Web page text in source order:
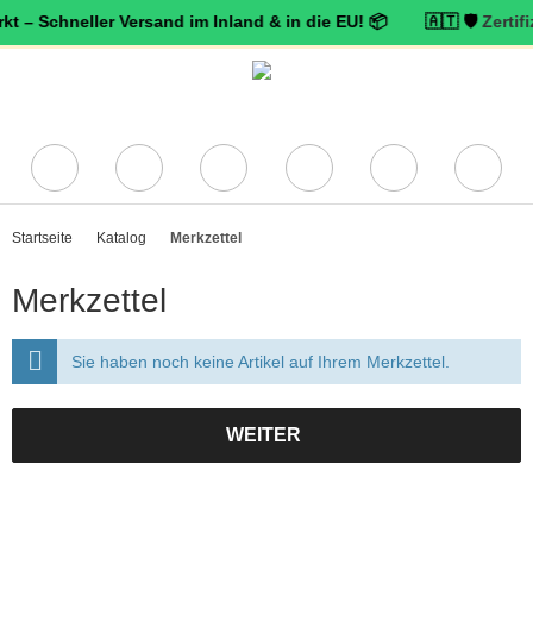
Versand im Inland & in die EU! 📦 🇦🇹 🛡️ Zertifizierter
Startseite Katalog Merkzettel
Merkzettel
Sie haben noch keine Artikel auf Ihrem Merkzettel.
WEITER